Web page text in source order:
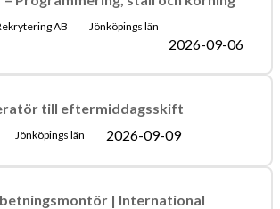
AB Jönköpings län
2026-09-06
till eftermiddagsskift
Jönköpings län 2026-09-09
| International